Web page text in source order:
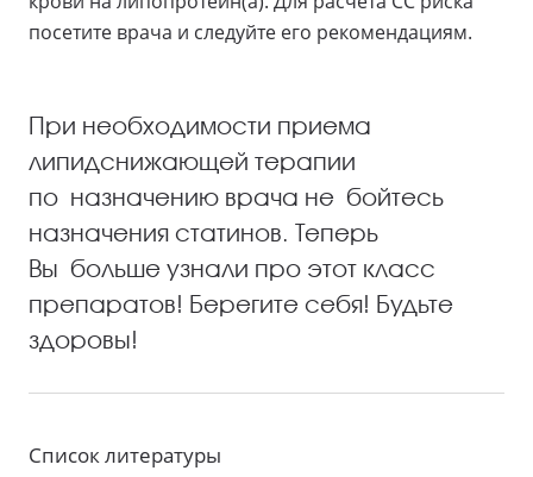
посетите врача и следуйте его рекомендациям.
При необходимости приема
липидснижающей терапии
по назначению врача не бойтесь
назначения статинов. Теперь
Вы больше узнали про этот класс
препаратов! Берегите себя! Будьте
здоровы!
Список литературы